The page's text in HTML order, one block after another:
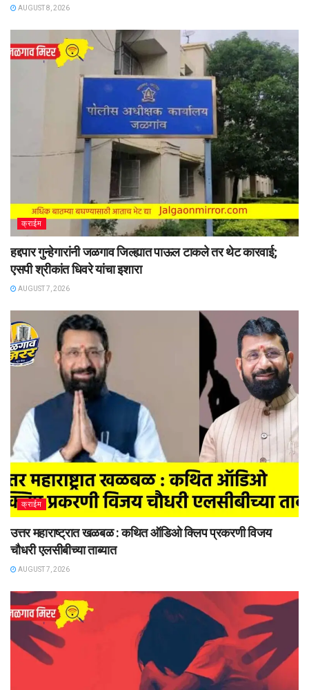
AUGUST 8, 2026
क्राईम
हद्दपार गुन्हेगारांनी जळगाव जिल्ह्यात पाऊल टाकले तर थेट कारवाई;
एसपी श्रीकांत धिवरे यांचा इशारा
AUGUST 7, 2026
क्राईम
उत्तर महाराष्ट्रात खळबळ : कथित ऑडिओ क्लिप प्रकरणी विजय
चौधरी एलसीबीच्या ताब्यात
AUGUST 7, 2026